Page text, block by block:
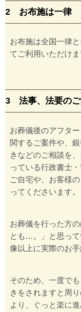
2 お布施は一律
お布施は全国一律
てご利用いただけま
3 法事、法要のご
お葬儀後のアフタ
関するご案件や、
きなどのご相談を
っている行政書士
ご自宅や、お客様
ってくださいます。
お葬儀を行った方
とも…。」と思っ
像以上に実際のお
そのため、一度で
きをされますと周
より、ぐっと楽に